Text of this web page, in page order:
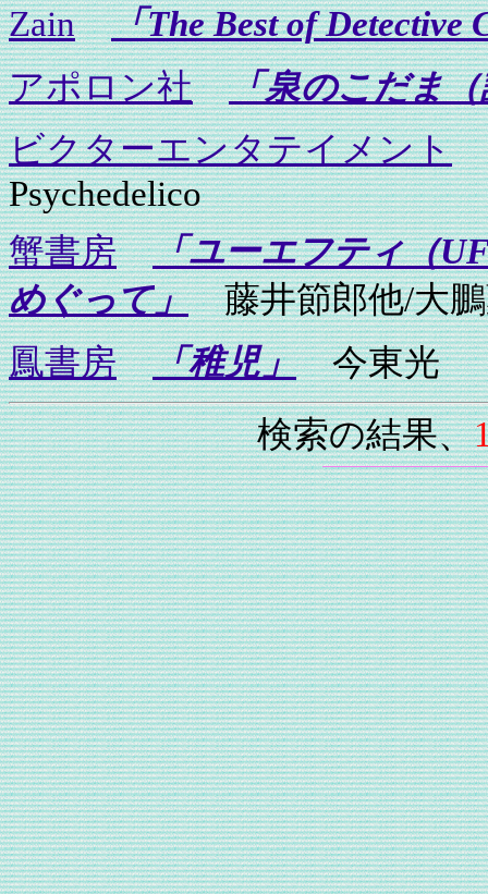
Zain
「The Best of Detective
アポロン社
「泉のこだま
ビクターエンタテイメント
Psychedelico
蟹書房
「ユーエフティ（
めぐって」藤井節郎他/大鵬
鳳書房
「稚児」今東光
検索の結果、